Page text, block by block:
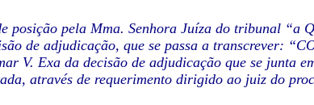
posição pela Mma. Senhora Juíza do tribunal “a
de adjudicação, que se passa a transcrever:
V. Exa da decisão de adjudicação que se junta
através de requerimento dirigido ao juiz do